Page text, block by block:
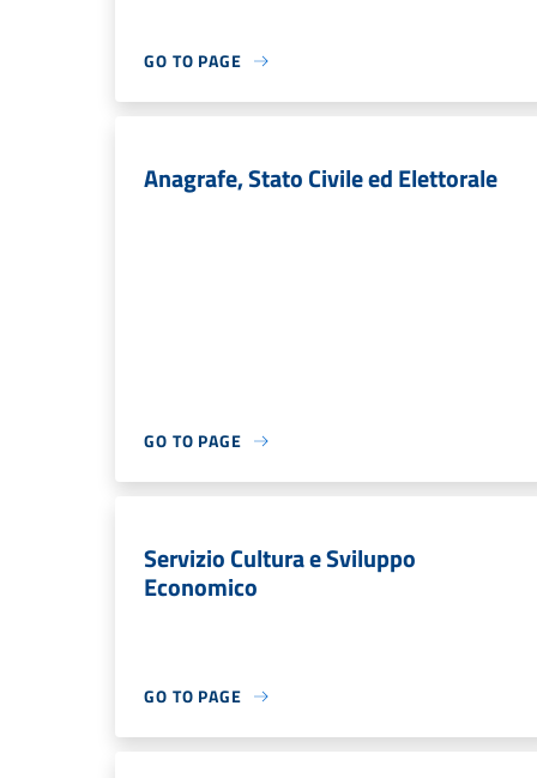
GO TO PAGE
Anagrafe, Stato Civile ed Elettorale
GO TO PAGE
Servizio Cultura e Sviluppo
Economico
GO TO PAGE